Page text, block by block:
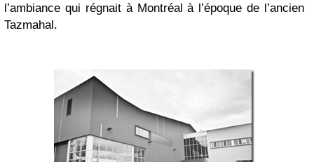
l’ambiance qui régnait à Montréal à l’époque de l’ancien
Tazmahal.